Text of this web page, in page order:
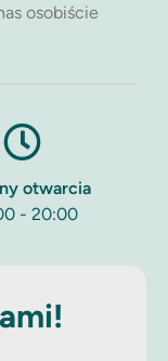
osobiście
otwarcia
- 20:00